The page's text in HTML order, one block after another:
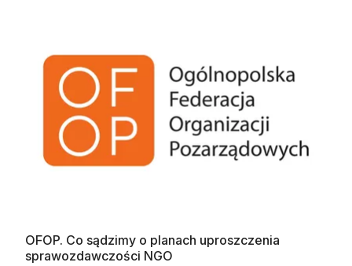
OFOP. Co sądzimy o planach uproszczenia
sprawozdawczości NGO